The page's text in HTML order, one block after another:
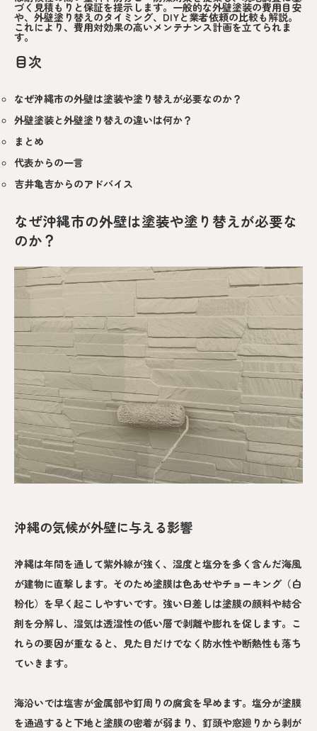
づく見積もりと保証を提示します。一般的な外壁塗装の費用目安
や、外壁塗り替えのタイミング、DIYと業者依頼の比較も解説。
これにより、費用対効果の高いメンテナンス計画を立てられま
す。
目次
なぜ沖縄市の外壁は塗装や塗り替えが必要なのか？
外壁塗装と外壁塗り替えの違いは何か？
まとめ
代表からの一言
吉井亀吉からのアドバイス
なぜ沖縄市の外壁は塗装や塗り替えが必要な
のか？
沖縄の気候が外壁に与える影響
沖縄は年間を通して紫外線が強く、湿度と塩分を多く含んだ海風
が建物に直撃します。そのため塗膜は色あせやチョーキング（白
粉化）を早く起こしやすいです。強い日差しは塗膜の顔料や結合
剤を分解し、湿気は透湿性の低い層で剥離や膨れを促します。こ
れらの要因が重なると、見た目だけでなく防水性や断熱性も落ち
ていきます。
海沿いでは塩害が金属部や釘周りの腐食を早めます。塩分が塗膜
を通過すると下地と塗膜の密着が弱まり、釘頭や窓廻りから剥が